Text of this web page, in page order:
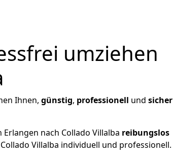
umziehen
Ihnen, günstig, professionell und sicher
nach Collado Villalba reibungslos
Villalba individuell und professionell.